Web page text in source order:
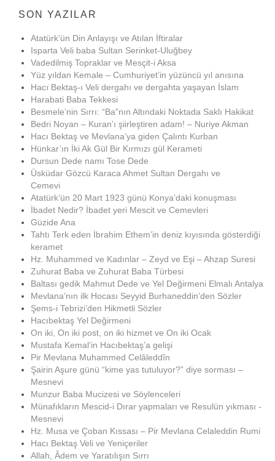
SON YAZILAR
Atatürk’ün Din Anlayışı ve Atılan İftiralar
Isparta Veli baba Sultan Serinket-Uluğbey
Vadedilmiş Topraklar ve Mesçit-i Aksa
Yüz yıldan Kemale – Cumhuriyet’in yüzüncü yıl anısına
Hacı Bektaş-ı Veli dergahı ve dergahta yaşayan İslam
Harabati Baba Tekkesi
Besmele’nin Sırrı: “Ba”nın Altındaki Noktada Saklı Hakikat
Bedri Noyan – Kuran’ı şiirleştiren adam! – Nuriye Akman
Hacı Bektaş ve Mevlana’ya giden Çalıntı Kurban
Hünkar’ın İki Ak Gül Bir Kırmızı gül Kerameti
Dursun Dede namı Tose Dede
Üsküdar Gözcü Karaca Ahmet Sultan Dergahı ve
Cemevi
Atatürk’ün 20 Mart 1923 günü Konya’daki konuşması
İbadet Nedir? İbadet yeri Mescit ve Cemevleri
Güzide Ana
Tahtı Terk eden İbrahim Ethem’in deniz kıyısında gösterdiği
keramet
Hz. Muhammed ve Kadınlar – Zeyd ve Eşi – Ahzap Suresi
Zuhurat Baba ve Zuhurat Baba Türbesi
Baltası gedik Mahmut Dede ve Yel Değirmeni Elmalı Antalya
Mevlana’nın ilk Hocası Seyyid Burhaneddin’den Sözler
Şems-i Tebrizi’den Hikmetli Sözler
Hacıbektaş Yel Değirmeni
On iki, On iki post, on iki hizmet ve On iki Ocak
Mustafa Kemal’in Hacıbektaş’a gelişi
Pir Mevlana Muhammed Celâleddîn
Şairin Aşure günü “kime yas tutuluyor?” diye sorması –
Mesnevi
Munzur Baba Mucizesi ve Söylenceleri
Münafıkların Mescid-i Dırar yapmaları ve Resulün yıkması -
Mesnevi
Hz. Musa ve Çoban Kıssası – Pir Mevlana Celaleddin Rumi
Hacı Bektaş Veli ve Yeniçeriler
Allah, Âdem ve Yaratılışın Sırrı